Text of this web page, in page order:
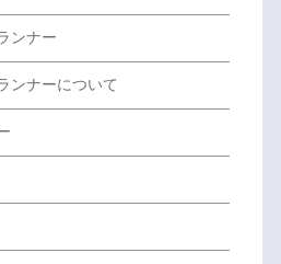
ンナー
ンナーについて